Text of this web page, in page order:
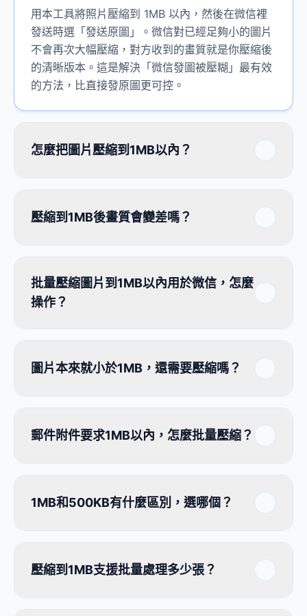
用本工具將照片壓縮到 1MB 以內，然後在微信裡
發送時選「發送原圖」。微信對已經足夠小的圖片
不會再次大幅壓縮，對方收到的畫質就是你壓縮後
的清晰版本。這是解決「微信發圖被壓糊」最有效
的方法，比直接發原圖更可控。
怎麼把圖片壓縮到1MB以內？
壓縮到1MB後畫質會變差嗎？
批量壓縮圖片到1MB以內用於微信，怎麼
操作？
圖片本來就小於1MB，還需要壓縮嗎？
郵件附件要求1MB以內，怎麼批量壓縮？
1MB和500KB有什麼區別，選哪個？
壓縮到1MB支援批量處理多少張？